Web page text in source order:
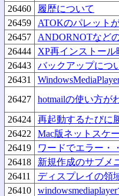
26460
履歴について
26459
ATOKのパレット
26457
ANDORNOTなど
26444
XP再インストー
26443
バックアップにつ
26431
26427
hotmailの使い方が
26424
再起動するたびに
26422
Mac版ネットスケ
26419
ワードでエラー・
26418
新規作成のサブメ
26411
ディスプレイの領
26410